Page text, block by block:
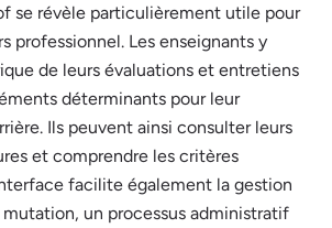
se révèle particulièrement utile pour
professionnel. Les enseignants y
de leurs évaluations et entretiens
déterminants pour leur
Ils peuvent ainsi consulter leurs
et comprendre les critères
facilite également la gestion
un processus administratif